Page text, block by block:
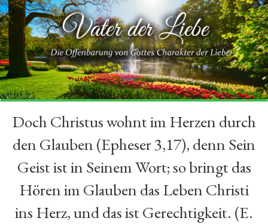
“
Doch Christus wohnt im Herzen durch
den Glauben (Epheser 3,17), denn Sein
Geist ist in Seinem Wort; so bringt das
Hören im Glauben das Leben Christi
ins Herz, und das ist Gerechtigkeit. (E.